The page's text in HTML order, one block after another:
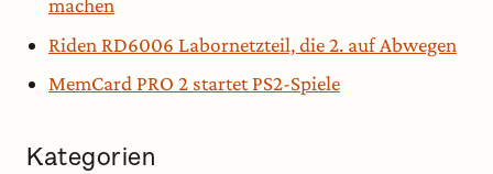
machen
Riden RD6006 Labornetzteil, die 2. auf Abwegen
MemCard PRO 2 startet PS2-Spiele
Kategorien